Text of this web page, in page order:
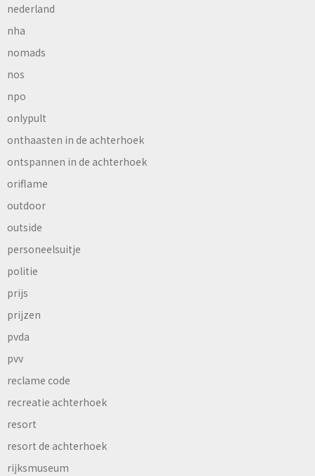
nederland
nha
nomads
nos
npo
onlypult
onthaasten in de achterhoek
ontspannen in de achterhoek
oriflame
outdoor
outside
personeelsuitje
politie
prijs
prijzen
pvda
pvv
reclame code
recreatie achterhoek
resort
resort de achterhoek
rijksmuseum